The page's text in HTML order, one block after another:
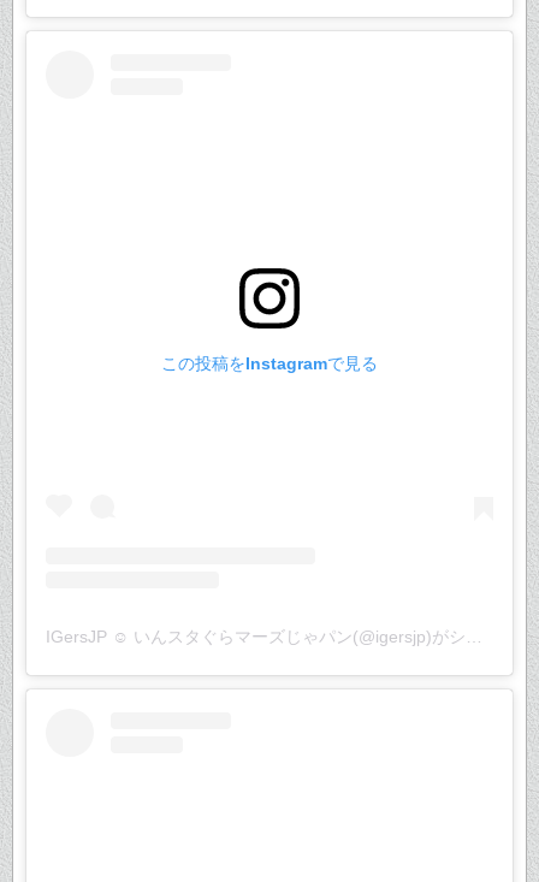
この投稿をInstagramで見る
IGersJP ☺︎ いんスタぐらマーズじゃパン(@igersjp)がシェアした投稿